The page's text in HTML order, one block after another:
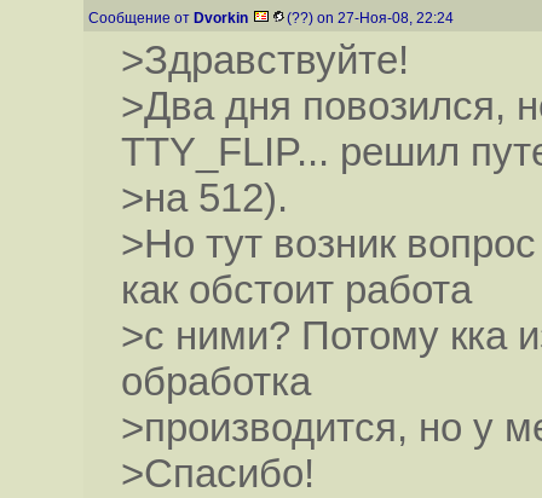
Сообщение от Dvorkin (??) on 27-Ноя-08, 22:24
>Здравствуйте!
>Два дня повозился,
TTY_FLIP... решил
>на 512).
>Но тут возник
как обстоит работа
>с ними? Потому кка
обработка
>производится, но у
>Спасибо!